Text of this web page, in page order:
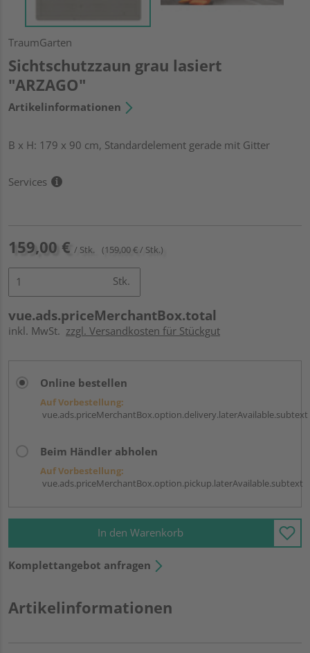
TraumGarten
Sichtschutzzaun grau lasiert
"ARZAGO"
Artikelinformationen
B x H: 179 x 90 cm, Standardelement gerade mit Gitter
Services
159,00 € / Stk. (159,00 € / Stk.)
Stk.
vue.ads.priceMerchantBox.total
inkl. MwSt. zzgl. Versandkosten für Stückgut
Online bestellen
Auf Vorbestellung:
vue.ads.priceMerchantBox.option.delivery.laterAvailable.subtext
Beim Händler abholen
Auf Vorbestellung:
vue.ads.priceMerchantBox.option.pickup.laterAvailable.subtext
In den Warenkorb
Komplettangebot anfragen
Artikelinformationen